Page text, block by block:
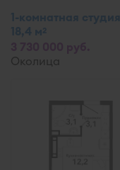
1-комнатная студия
18,4 м2
Околица